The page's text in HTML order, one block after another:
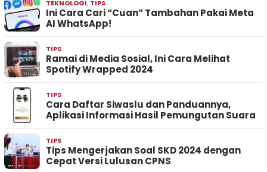
TEKNOLOGI, TIPS
Ini Cara Cari “Cuan” Tambahan Pakai Meta
AI WhatsApp!
TIPS
Ramai di Media Sosial, Ini Cara Melihat
Spotify Wrapped 2024
TIPS
Cara Daftar Siwaslu dan Panduannya,
Aplikasi Informasi Hasil Pemungutan Suara
TIPS
Tips Mengerjakan Soal SKD 2024 dengan
Cepat Versi Lulusan CPNS